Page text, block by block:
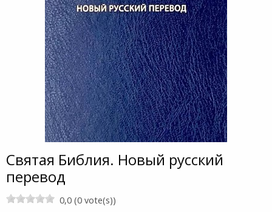
Святая Библия. Новый русский
перевод
0,0 (0 vote(s))